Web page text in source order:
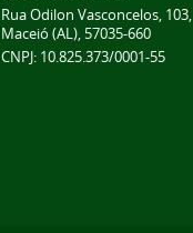
Rua Odilon Vasconcelos, 103,
Maceió (AL), 57035-660
CNPJ: 10.825.373/0001-55